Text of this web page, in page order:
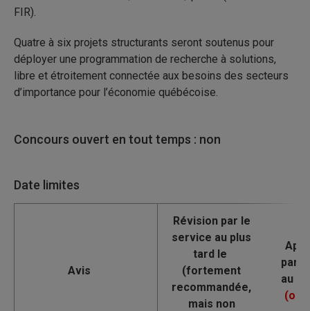
FIR).
Quatre à six projets structurants seront soutenus pour
déployer une programmation de recherche à solutions,
libre et étroitement connectée aux besoins des secteurs
d’importance pour l’économie québécoise.
Concours ouvert en tout temps : non
Date limites
Avis